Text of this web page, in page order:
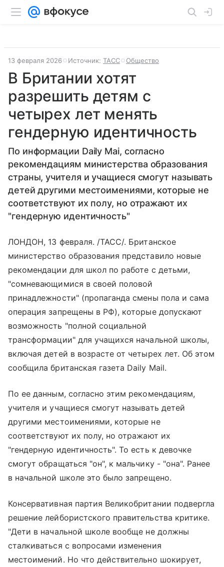
13 февраля 2026 Источник: ТАСС Общество
В Британии хотят
разрешить детям с
четырех лет менять
гендерную идентичность
По информации Daily Mai, согласно
рекомендациям министерства образования
страны, учителя и учащиеся смогут называть
детей другими местоимениями, которые не
соответствуют их полу, но отражают их
"гендерную идентичность"
ЛОНДОН, 13 февраля. /ТАСС/. Британское
министерство образования представило новые
рекомендации для школ по работе с детьми,
"сомневающимися в своей половой
принадлежности" (пропаганда смены пола и сама
операция запрещены в РФ), которые допускают
возможность "полной социальной
трансформации" для учащихся начальной школы,
включая детей в возрасте от четырех лет. Об этом
сообщила британская газета Daily Mail.
По ее данным, согласно этим рекомендациям,
учителя и учащиеся смогут называть детей
другими местоимениями, которые не
соответствуют их полу, но отражают их
"гендерную идентичность". То есть к девочке
смогут обращаться "он", к мальчику - "она". Ранее
в начальной школе это было запрещено.
Консервативная партия Великобритании подвергла
решение лейбористского правительства критике.
"Дети в начальной школе вообще не должны
сталкиваться с вопросами изменения
местоимений. Но что действительно шокирует,